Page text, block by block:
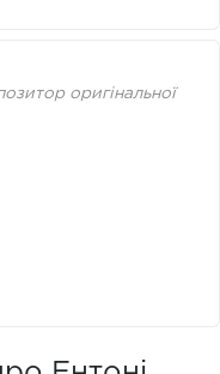
оригінальної